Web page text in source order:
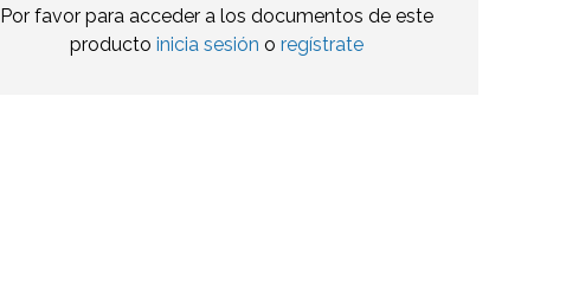
Por favor para acceder a los documentos de este
producto inicia sesión o regístrate